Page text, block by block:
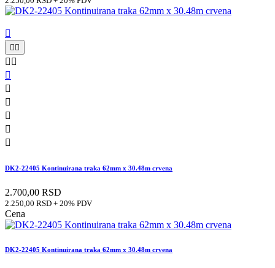

 
 






DK2-22405 Kontinuirana traka 62mm x 30.48m crvena
2.700,00 RSD
2.250,00 RSD + 20% PDV
Cena
DK2-22405 Kontinuirana traka 62mm x 30.48m crvena